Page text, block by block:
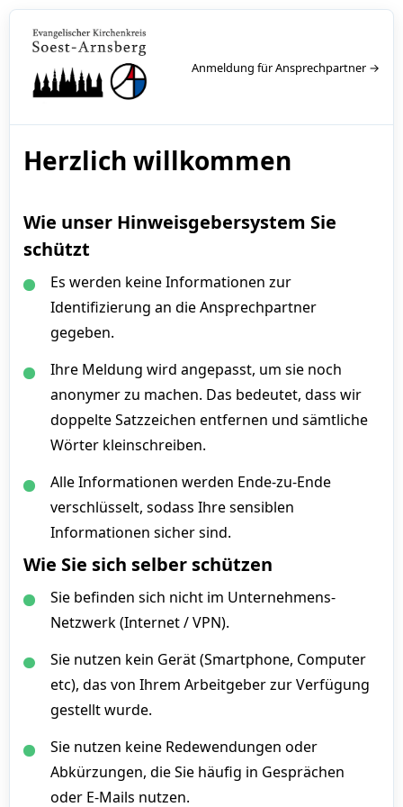
Anmeldung für Ansprechpartner →
Herzlich willkommen
Wie unser Hinweisgebersystem Sie
schützt
Es werden keine Informationen zur
Identifizierung an die Ansprechpartner
gegeben.
Ihre Meldung wird angepasst, um sie noch
anonymer zu machen. Das bedeutet, dass wir
doppelte Satzzeichen entfernen und sämtliche
Wörter kleinschreiben.
Alle Informationen werden Ende-zu-Ende
verschlüsselt, sodass Ihre sensiblen
Informationen sicher sind.
Wie Sie sich selber schützen
Sie befinden sich nicht im Unternehmens-
Netzwerk (Internet / VPN).
Sie nutzen kein Gerät (Smartphone, Computer
etc), das von Ihrem Arbeitgeber zur Verfügung
gestellt wurde.
Sie nutzen keine Redewendungen oder
Abkürzungen, die Sie häufig in Gesprächen
oder E-Mails nutzen.